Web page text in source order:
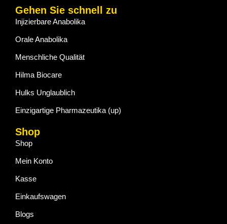
Gehen Sie schnell zu
Injizierbare Anabolika
Orale Anabolika
Menschliche Qualität
Hilma Biocare
Hulks Unglaublich
Einzigartige Pharmazeutika (up)
Shop
Shop
Mein Konto
Kasse
Einkaufswagen
Blogs